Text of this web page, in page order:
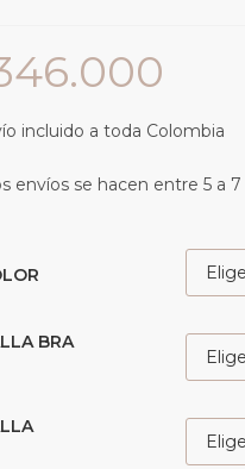
incluido a toda Colombia
envíos se hacen entre 5 a
BRA